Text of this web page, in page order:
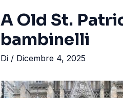
A Old St.
bambinelli
Di / Dicembre 4, 2025